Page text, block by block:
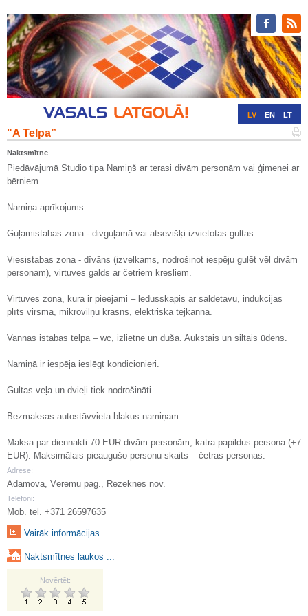
LV EN LT
"A Telpa”
Naktsmītne
Piedāvājumā Studio tipa Namiņš ar terasi divām personām vai ģimenei ar
bērniem.
Namiņa aprīkojums:
Guļamistabas zona - divguļamā vai atsevišķi izvietotas gultas.
Viesistabas zona - dīvāns (izvelkams, nodrošinot iespēju gulēt vēl divām
personām), virtuves galds ar četriem krēsliem.
Virtuves zona, kurā ir pieejami – ledusskapis ar saldētavu, indukcijas
plīts virsma, mikroviļņu krāsns, elektriskā tējkanna.
Vannas istabas telpa – wc, izlietne un duša. Aukstais un siltais ūdens.
Namiņā ir iespēja ieslēgt kondicionieri.
Gultas veļa un dvieļi tiek nodrošināti.
Bezmaksas autostāvvieta blakus namiņam.
Maksa par diennakti 70 EUR divām personām, katra papildus persona (+7
EUR). Maksimālais pieaugušo personu skaits – četras personas.
Adrese:
Adamova, Vērēmu pag., Rēzeknes nov.
Telefoni:
Mob. tel. +371 26597635
Vairāk informācijas ...
Naktsmītnes laukos ...
Novērtēt: